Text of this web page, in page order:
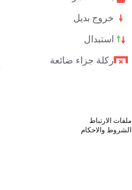
خروج بديل
استبدال
ركلة جزاء ضائعة
ملفات الارتباط
الشروط والاحكام